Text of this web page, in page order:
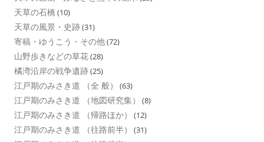
天草の石橋 (10)
天草の風景・史跡(31)
寄稿・ゆうこう・その他(72)
山野歩きなどの草花(28)
橘湾沿岸の戦争遺跡(25)
江戸期のみさき道 （全 般） (63)
江戸期のみさき道 （地図研究集） (8)
江戸期のみさき道 （帰路ほか） (12)
江戸期のみさき道 （往路前半） (31)